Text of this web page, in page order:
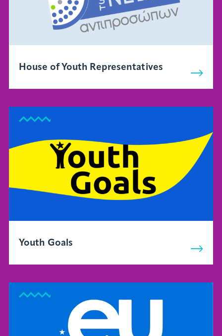
House of Youth Representatives
Youth Goals